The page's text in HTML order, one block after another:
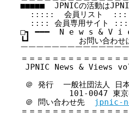
■■■■■  JPNICの活動は
:::::  会員リスト
:::: 会員専用サイト
□┓ ━━━  N e w s & V i e
┗┛          お問い合わ
￣￣￣￣￣￣￣￣￣￣￣￣￣
＝＝＝＝＝＝＝＝＝＝＝＝＝
JPNIC News & Views
＠ 発行  一般社団法人 日本
101-0047 東京
＠ 問い合わせ先
jpnic-
＝＝＝＝＝＝＝＝＝＝＝＝＝